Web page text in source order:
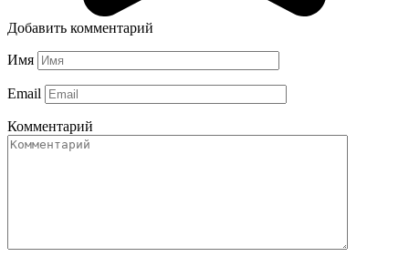
Добавить комментарий
Имя
Email
Комментарий